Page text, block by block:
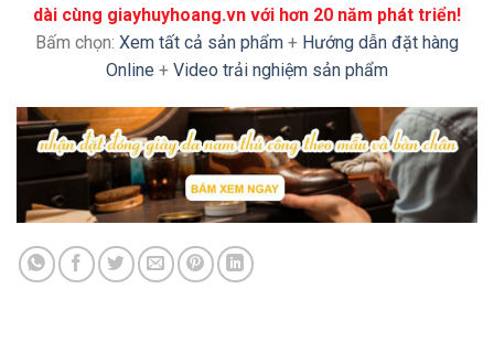
dài cùng giayhuyhoang.vn với hơn 20 năm phát triển!
Bấm chọn: Xem tất cả sản phẩm + Hướng dẫn đặt hàng
Online + Video trải nghiệm sản phẩm